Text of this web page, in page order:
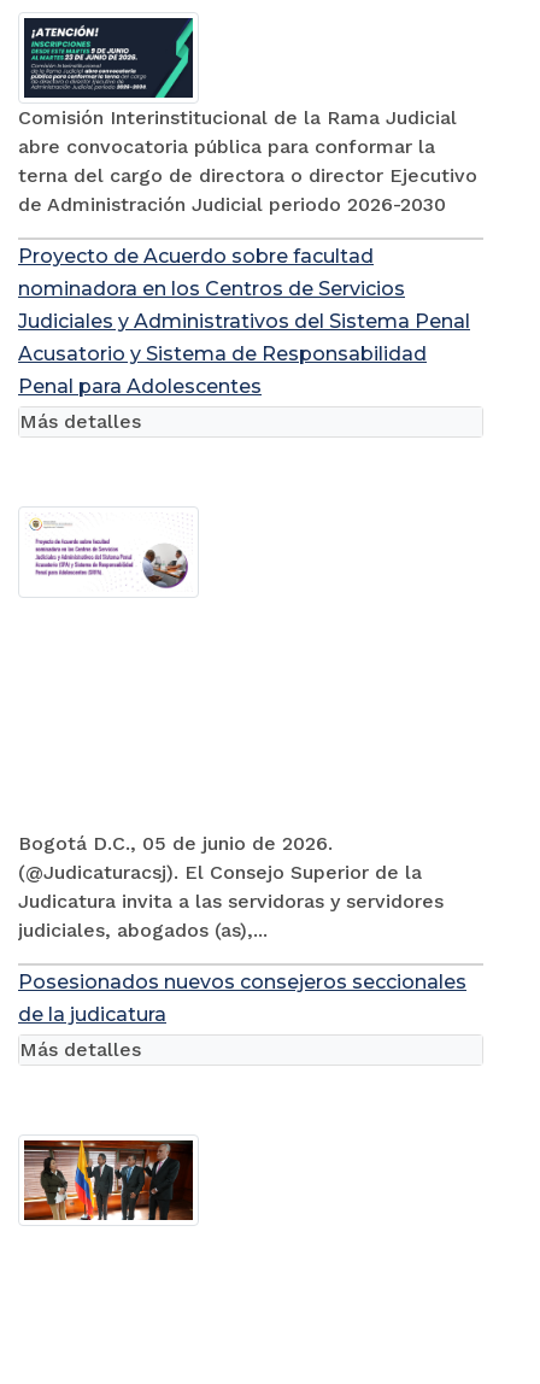
Comisión Interinstitucional de la Rama Judicial
abre convocatoria pública para conformar la
terna del cargo de directora o director Ejecutivo
de Administración Judicial periodo 2026-2030
Proyecto de Acuerdo sobre facultad
nominadora en los Centros de Servicios
Judiciales y Administrativos del Sistema Penal
Acusatorio y Sistema de Responsabilidad
Penal para Adolescentes
Bogotá D.C., 05 de junio de 2026.
(@Judicaturacsj). El Consejo Superior de la
Judicatura invita a las servidoras y servidores
judiciales, abogados (as),...
Más detalles
Posesionados nuevos consejeros seccionales
de la judicatura
Más detalles